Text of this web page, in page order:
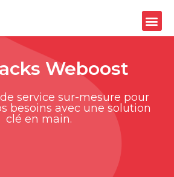
Weboost
service sur-mesure pour
besoins avec une solution
clé en main.